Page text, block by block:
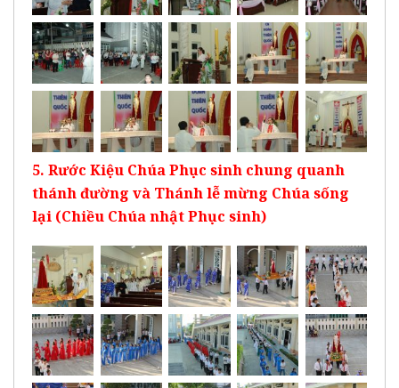
5. Rước Kiệu Chúa Phục sinh chung quanh
thánh đường và Thánh lễ mừng Chúa sống
lại (Chiều Chúa nhật Phục sinh)